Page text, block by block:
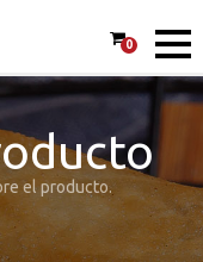
0
el producto.